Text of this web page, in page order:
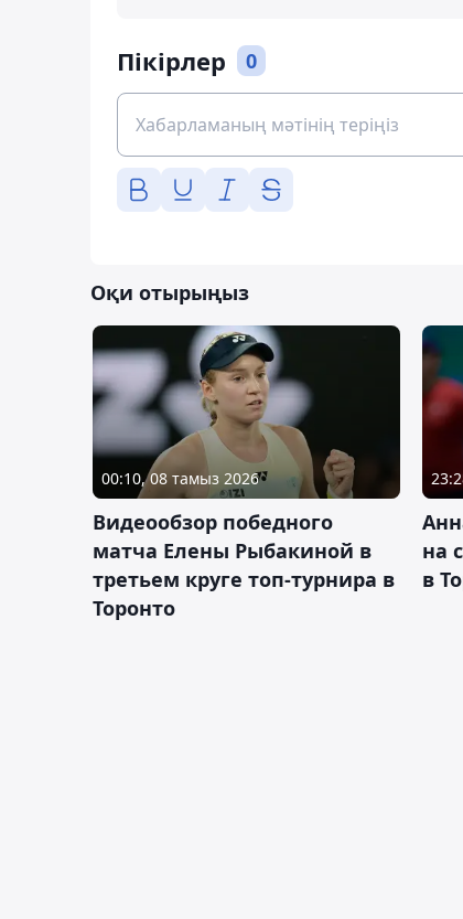
Пікірлер 0
Оқи отырыңыз
00:10, 08 тамыз 2026
Видеообзор победного
матча Елены Рыбакиной в
третьем круге топ-турнира в
Торонто
на
в